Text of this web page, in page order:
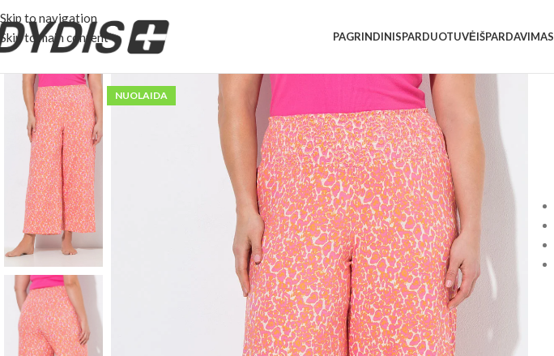
Skip to navigation
Skip to main content
PAGRINDINISPARDUOTUVĖIŠPARDAVIMAS
NUOLAIDA